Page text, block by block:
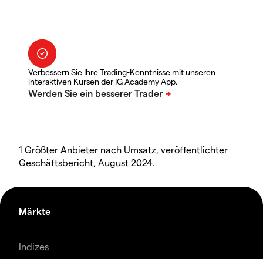
Verbessern Sie Ihre Trading-Kenntnisse mit unseren
interaktiven Kursen der IG Academy App.
1 Größter Anbieter nach Umsatz, veröffentlichter
Geschäftsbericht, August 2024.
Märkte
Indizes